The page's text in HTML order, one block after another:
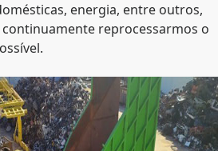
energia, entre outros,
continuamente reprocessarmos o